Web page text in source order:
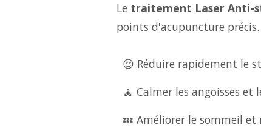
Le traitement Laser Anti-
points d'acupuncture
😌 Réduire rapidement le
🧘 Calmer les angoisses et
💤 Améliorer le sommeil